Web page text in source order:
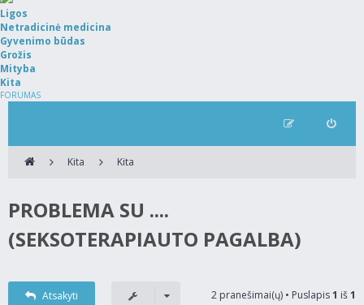
Ligos
Netradicinė medicina
Gyvenimo būdas
Grožis
Mityba
Kita
FORUMAS
Kita Kita
PROBLEMA SU ....
(SEKSOTERAPIAUTO PAGALBA)
Atsakyti 2 pranešimai(ų) • Puslapis1 iš1